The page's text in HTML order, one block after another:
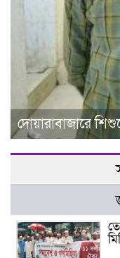
দোয়ারাবাজারে